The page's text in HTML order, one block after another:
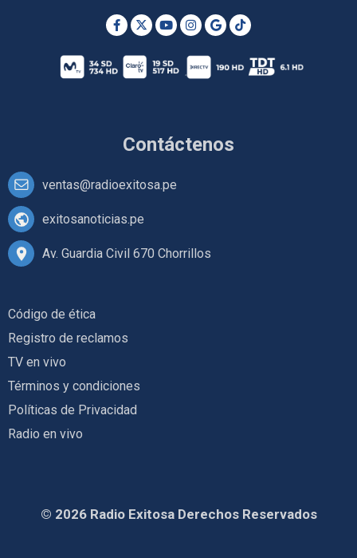
Contáctenos
ventas@radioexitosa.pe
exitosanoticias.pe
Av. Guardia Civil 670 Chorrillos
Código de ética
Registro de reclamos
TV en vivo
Términos y condiciones
Políticas de Privacidad
Radio en vivo
© 2026 Radio Exitosa Derechos Reservados